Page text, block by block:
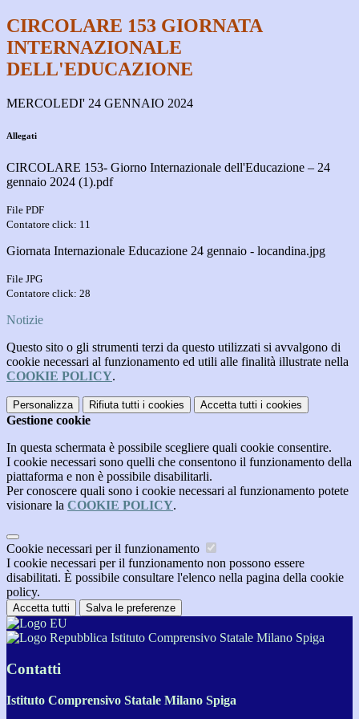
CIRCOLARE 153 GIORNATA
INTERNAZIONALE
DELL'EDUCAZIONE
MERCOLEDI' 24 GENNAIO 2024
Allegati
CIRCOLARE 153- Giorno Internazionale dell'Educazione – 24
gennaio 2024 (1).pdf
File PDF
Contatore click: 11
Giornata Internazionale Educazione 24 gennaio - locandina.jpg
File JPG
Contatore click: 28
Notizie
Questo sito o gli strumenti terzi da questo utilizzati si avvalgono di
cookie necessari al funzionamento ed utili alle finalità illustrate nella
COOKIE POLICY.
Personalizza Rifiuta tutti i cookies Accetta tutti i cookies
Gestione cookie
In questa schermata è possibile scegliere quali cookie consentire.
I cookie necessari sono quelli che consentono il funzionamento della
piattaforma e non è possibile disabilitarli.
Per conoscere quali sono i cookie necessari al funzionamento potete
visionare la COOKIE POLICY.
Cookie necessari per il funzionamento
I cookie necessari per il funzionamento non possono essere
disabilitati. È possibile consultare l'elenco nella pagina della cookie
policy.
Accetta tutti Salva le preferenze
Istituto Comprensivo Statale Milano Spiga
Contatti
Istituto Comprensivo Statale Milano Spiga